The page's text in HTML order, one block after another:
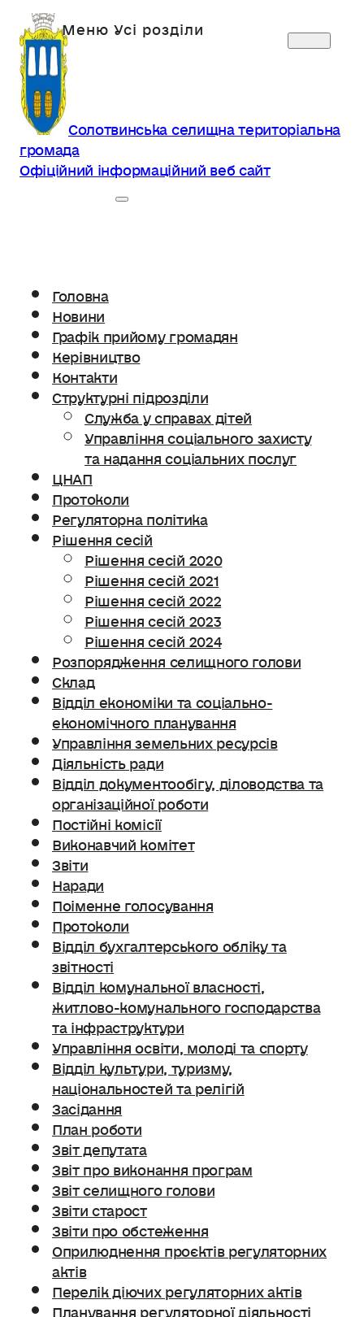
Солотвинська селищна територіальна
громада
Офіційний інформаційний веб сайт
Головна
Новини
Графік прийому громадян
Керівництво
Контакти
Структурні підрозділи
Служба у справах дітей
Управління соціального захисту
та надання соціальних послуг
ЦНАП
Протоколи
Регуляторна політика
Рішення сесій
Рішення сесій 2020
Рішення сесій 2021
Рішення сесій 2022
Рішення сесій 2023
Рішення сесій 2024
Розпорядження селищного голови
Склад
Відділ економіки та соціально-
економічного планування
Управління земельних ресурсів
Діяльність ради
Відділ документообігу, діловодства та
організаційної роботи
Постійні комісії
Виконавчий комітет
Звіти
Наради
Поіменне голосування
Протоколи
Відділ бухгалтерського обліку та
звітності
Відділ комунальної власності,
житлово-комунального господарства
та інфраструктури
Управління освіти, молоді та спорту
Відділ культури, туризму,
національностей та релігій
Засідання
План роботи
Звіт депутата
Звіт про виконання програм
Звіт селищного голови
Звіти старост
Звіти про обстеження
Оприлюднення проєктів регуляторних
актів
Перелік діючих регуляторних актів
Планування регуляторної діяльності